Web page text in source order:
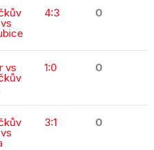
4:3 0
vs 1:0 0
3:1 0